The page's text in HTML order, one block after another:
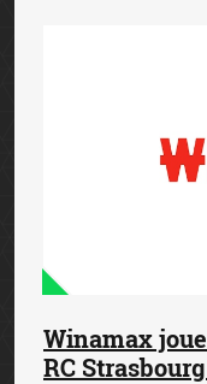
Winamax
RC